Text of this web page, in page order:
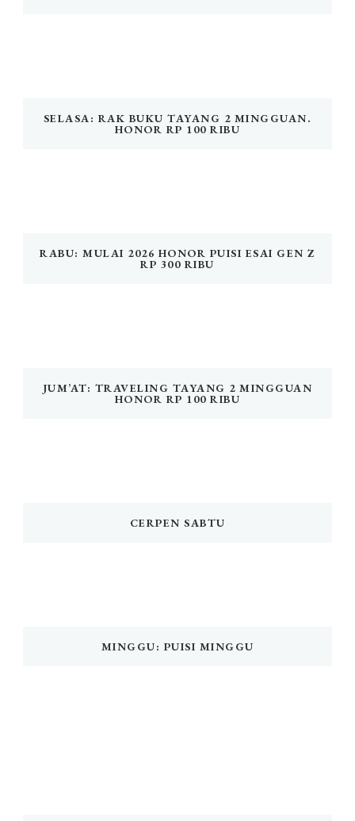
SELASA: RAK BUKU TAYANG 2 MINGGUAN.
HONOR RP 100 RIBU
RABU: MULAI 2026 HONOR PUISI ESAI GEN Z
RP 300 RIBU
JUM’AT: TRAVELING TAYANG 2 MINGGUAN
HONOR RP 100 RIBU
CERPEN SABTU
MINGGU: PUISI MINGGU